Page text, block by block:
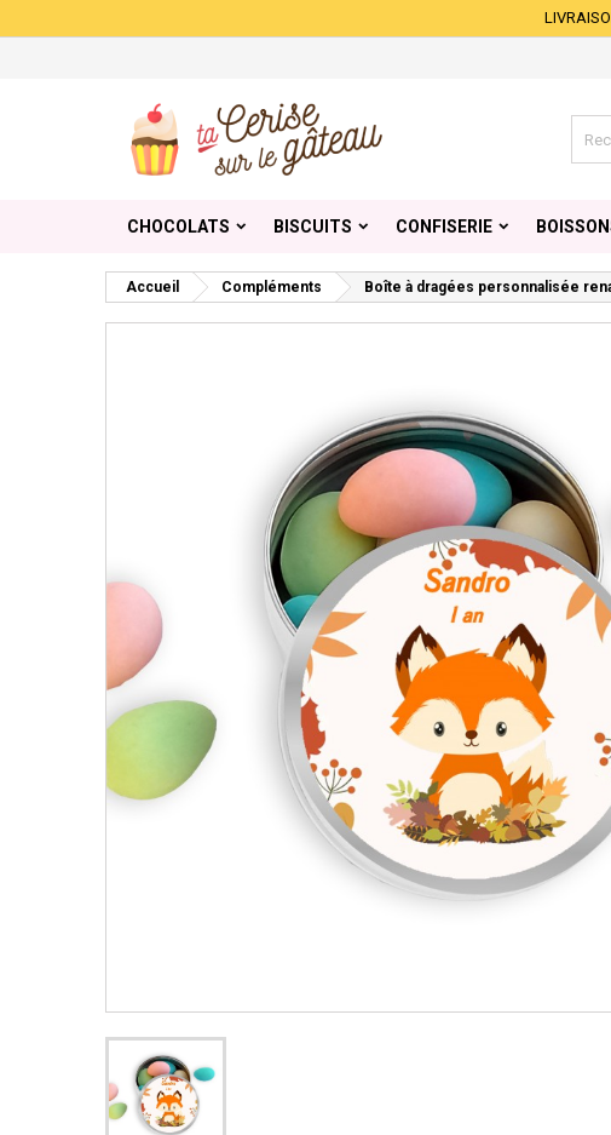
CHOCOLATS BISCUITS CONFISERIE
Accueil Compléments Boîte à dragées personnalisée
Créer
Nom de la
Vous